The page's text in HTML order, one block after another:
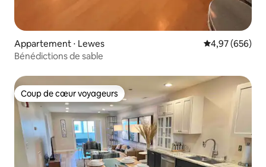
Appartement ⋅ Lewes Évaluation
4,97 (656)
Bénédictions de sable
Coup de cœur voyageurs
Coup de cœur voyageurs